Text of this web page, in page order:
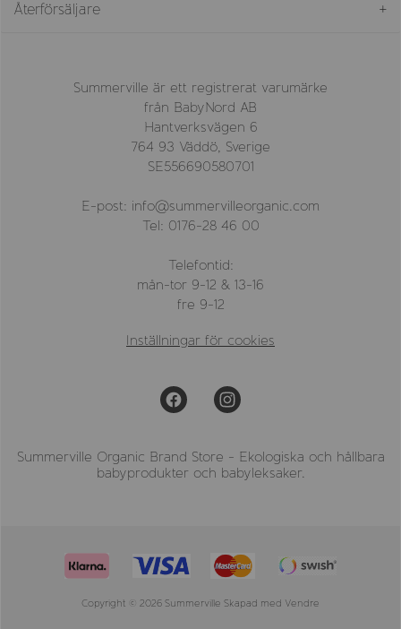
Återförsäljare
Summerville är ett registrerat varumärke
från BabyNord AB
Hantverksvägen 6
764 93 Väddö, Sverige
SE556690580701
E-post: info@summervilleorganic.com
Tel: 0176-28 46 00
Telefontid:
mån-tor 9-12 & 13-16
fre 9-12
Inställningar för cookies
Summerville Organic Brand Store - Ekologiska och hållbara
babyprodukter och babyleksaker.
Copyright © 2026 Summerville Skapad med Vendre